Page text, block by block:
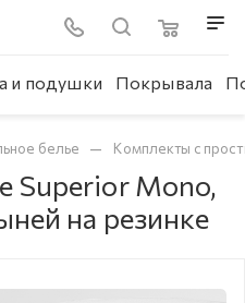
и подушки Покрывала
белье — Комплекты с
Superior Mono,
на резинке